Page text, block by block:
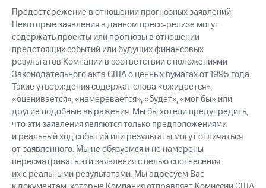
Предостережение в отношении прогнозных заявлений.
Некоторые заявления в данном пресс-релизе могут
содержать проекты или прогнозы в отношении
предстоящих событий или будущих финансовых
результатов Компании в соответствии с положениями
Законодательного акта США о ценных бумагах от 1995 года.
Такие утверждения содержат слова «ожидается»,
«оценивается», «намеревается», «будет», «мог бы» или
другие подобные выражения. Мы бы хотели предупредить,
что эти заявления являются только предположениями
и реальный ход событий или результаты могут отличаться
от заявленного. Мы не обязуемся и не намерены
пересматривать эти заявления с целью соотнесения
их с реальными результатами. Мы адресуем Вас